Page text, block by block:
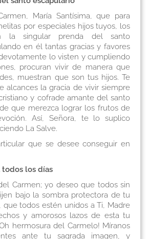
María Santísima, que para
por especiales hijos tuyos, los
la singular prenda del santo
en él tantas gracias y favores
lo visten y cumpliendo
procuran vivir de manera que
muestran que son tus hijos. Te
alcances la gracia de vivir siempre
y cofrade amante del santo
que merezca lograr los frutos de
Así, Señora, te lo suplico
La Salve.
que se desee conseguir en
todos los días
Carmen; yo deseo que todos sin
bajo la sombra protectora de tu
que todos estén unidos a Ti, Madre
y amorosos lazos de esta tu
hermosura del Carmelo! Míranos
ante tu sagrada imagen, y